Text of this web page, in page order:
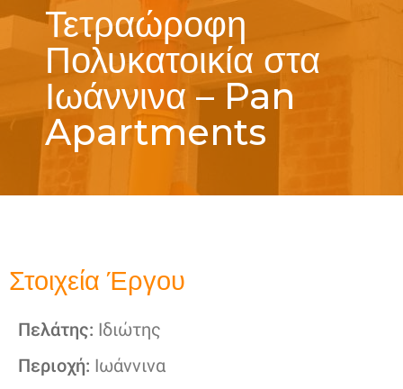
Τετραώροφη
Πολυκατοικία στα
Ιωάννινα – Pan
Apartments
Στοιχεία Έργου
Πελάτης: Ιδιώτης
Περιοχή: Ιωάννινα